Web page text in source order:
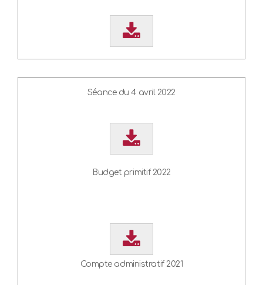
Séance du 4 avril 2022
Budget primitif 2022
Compte administratif 2021